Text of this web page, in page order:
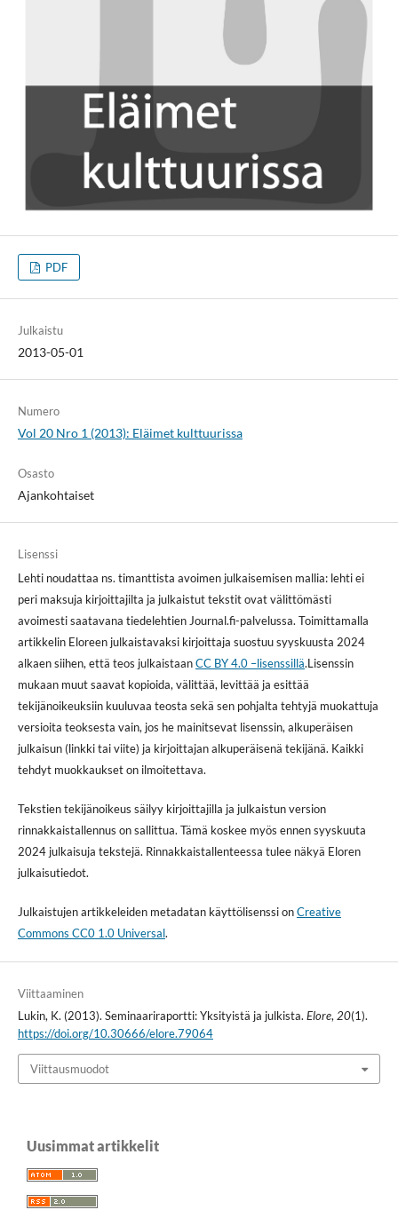
PDF
Julkaistu
2013-05-01
Numero
Vol 20 Nro 1 (2013): Eläimet kulttuurissa
Osasto
Ajankohtaiset
Lisenssi
Lehti noudattaa ns. timanttista avoimen julkaisemisen mallia: lehti ei
peri maksuja kirjoittajilta ja julkaistut tekstit ovat välittömästi
avoimesti saatavana tiedelehtien Journal.fi-palvelussa. Toimittamalla
artikkelin Eloreen julkaistavaksi kirjoittaja suostuu syyskuusta 2024
alkaen siihen, että teos julkaistaanCC BY 4.0 –lisenssillä.Lisenssin
mukaan muut saavat kopioida, välittää, levittää ja esittää
tekijänoikeuksiin kuuluvaa teosta sekä sen pohjalta tehtyjä muokattuja
versioita teoksesta vain, jos he mainitsevat lisenssin, alkuperäisen
julkaisun (linkki tai viite) ja kirjoittajan alkuperäisenä tekijänä. Kaikki
tehdyt muokkaukset on ilmoitettava.
Tekstien tekijänoikeus säilyy kirjoittajilla ja julkaistun version
rinnakkaistallennus on sallittua. Tämä koskee myös ennen syyskuuta
2024 julkaisuja tekstejä. Rinnakkaistallenteessa tulee näkyä Eloren
julkaisutiedot.
Julkaistujen artikkeleiden metadatan käyttölisenssi onCreative
Commons CC0 1.0 Universal.
Viittaaminen
Lukin, K. (2013). Seminaariraportti: Yksityistä ja julkista. Elore, 20(1).
https://doi.org/10.30666/elore.79064
Viittausmuodot
Uusimmat artikkelit